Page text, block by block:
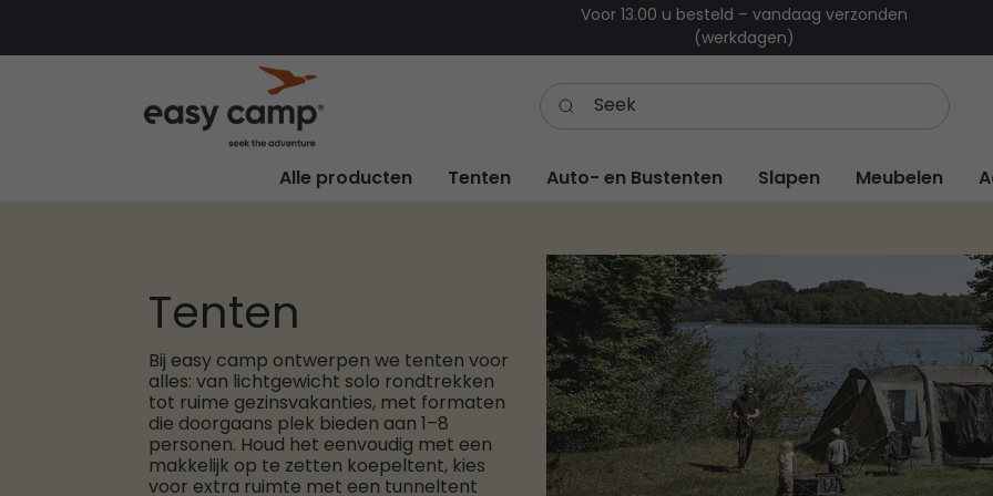
Voor 13.00 u besteld – vandaag verzonden
(werkdagen)
Alle producten Tenten Auto- en Bustenten Slapen Meubelen
Tenten
Bij easy camp ontwerpen we tenten voor
alles: van lichtgewicht solo rondtrekken
tot ruime gezinsvakanties, met formaten
die doorgaans plek bieden aan 1–8
personen. Houd het eenvoudig met een
makkelijk op te zetten koepeltent, kies
voor extra ruimte met een tunneltent